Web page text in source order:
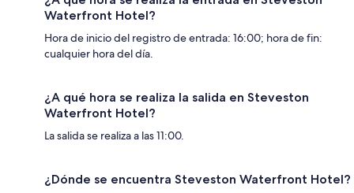
Waterfront Hotel?
Hora de inicio del registro de entrada: 16:00; hora de fin:
cualquier hora del día.
¿A qué hora se realiza la salida en Steveston
Waterfront Hotel?
La salida se realiza a las 11:00.
¿Dónde se encuentra Steveston Waterfront Hotel?